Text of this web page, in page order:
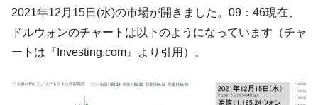
た。『起亜』は9台だけ
『Money1』
韓国「信用赦免を何回やっても、何回やっ
落！
『Money1』
韓国K9専用砲弾･装薬自動供給装甲車両･珍
兵器「K10」が改良に乗り出す。
2021年12月15日(水)の市場が開きました。09：46現在、
ドルウォンのチャートは以下のようになっています（チャ
ートは『Investing.com』より引用）。